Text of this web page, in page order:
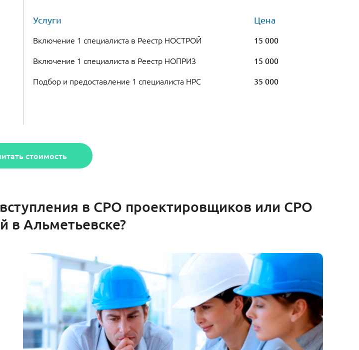
Услуги Цена
Включение 1 специалиста в Реестр НОСТРОЙ 15 000
Включение 1 специалиста в Реестр НОПРИЗ 15 000
Подбор и предоставление 1 специалиста НРС 35 000
стоимость
в СРО проектировщиков или СРО
в Альметьевске?